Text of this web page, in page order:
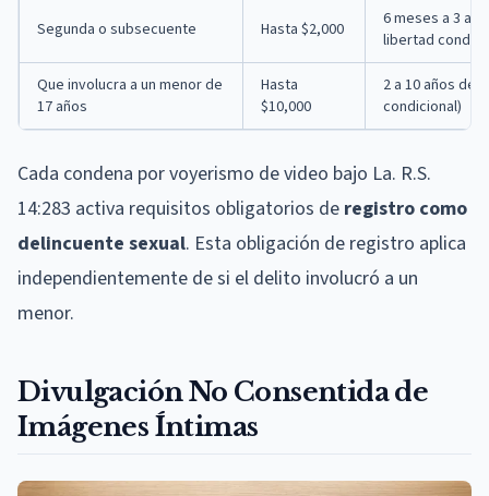
Segunda o subsecuente Hasta $2,000
6 meses a 3
libertad
Que involucra a un menor de
17 años
Hasta
$10,000
2 a 10 años de
condicional)
Cada condena por voyerismo de video bajo La. R.S.
14:283 activa requisitos obligatorios de registro como
delincuente sexual. Esta obligación de registro aplica
independientemente de si el delito involucró a un
menor.
Divulgación No Consentida de
Imágenes Íntimas